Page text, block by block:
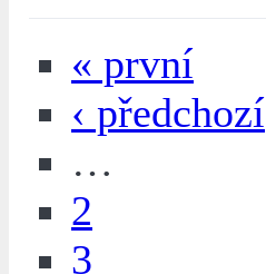
« první
‹ předchozí
…
2
3